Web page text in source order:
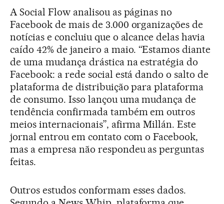
A Social Flow analisou as páginas no
Facebook de mais de 3.000 organizações de
notícias e concluiu que o alcance delas havia
caído 42% de janeiro a maio. “Estamos diante
de uma mudança drástica na estratégia do
Facebook: a rede social está dando o salto de
plataforma de distribuição para plataforma
de consumo. Isso lançou uma mudança de
tendência confirmada também em outros
meios internacionais”, afirma Millán. Este
jornal entrou em contato com o Facebook,
mas a empresa não respondeu as perguntas
feitas.
Outros estudos conformam esses dados.